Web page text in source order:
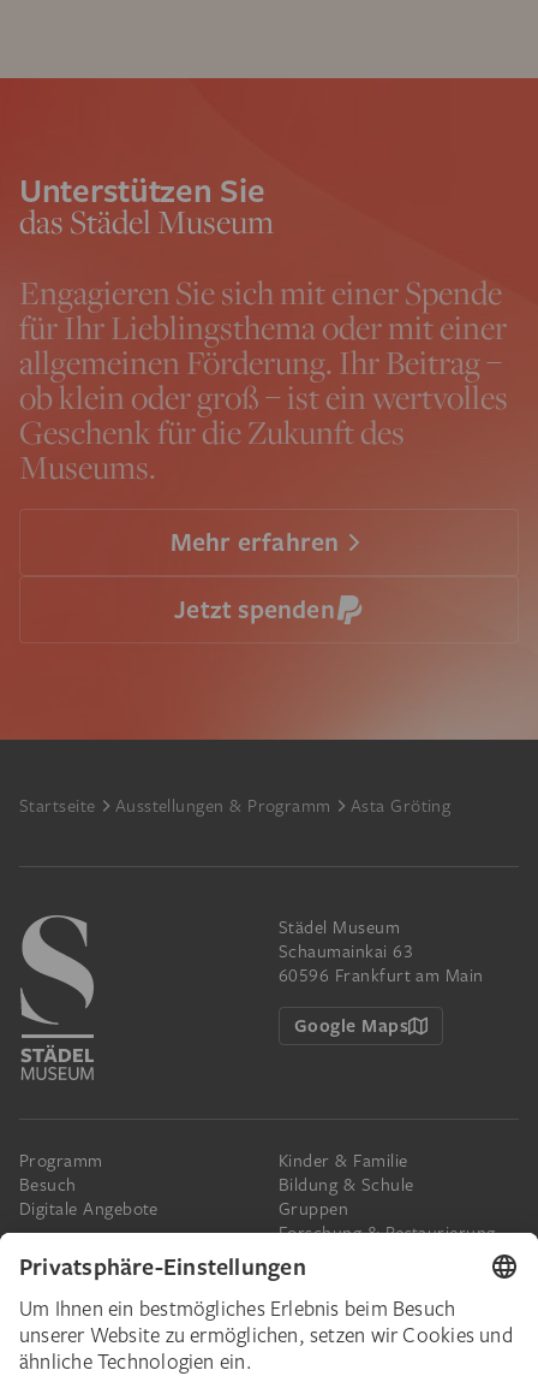
Unterstützen Sie
das Städel Museum
Engagieren Sie sich mit einer Spende
für Ihr Lieblingsthema oder mit einer
allgemeinen Förderung. Ihr Beitrag –
ob klein oder groß – ist ein wertvolles
Geschenk für die Zukunft des
Museums.
Mehr erfahren
Jetzt spenden
Footer
Startseite Ausstellungen & Programm Asta Gröting
Städel Museum
Schaumainkai 63
60596 Frankfurt am Main
Google Maps
Programm
Besuch
Digitale Angebote
Kinder & Familie
Bildung & Schule
Gruppen
Forschung & Restaurierung
Presse
Das Städel